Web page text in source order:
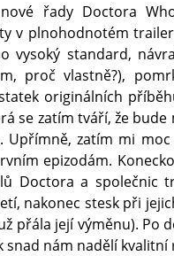
řady Doctora
v plnohodnotém
vysoký standard,
proč vlastně?),
originálních
se zatím tváří, že
Upřímně, zatím mi
epizodám.
Doctora a společnic
nakonec stesk při
přála její výměnu). Po
nám nadělí kvalitní